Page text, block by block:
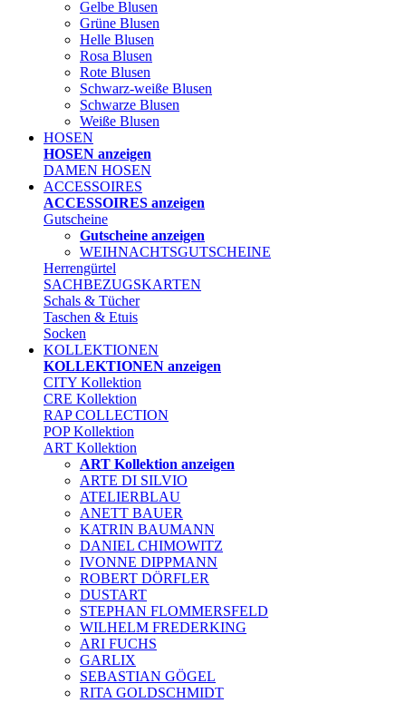
Gelbe Blusen
Grüne Blusen
Helle Blusen
Rosa Blusen
Rote Blusen
Schwarz-weiße Blusen
Schwarze Blusen
Weiße Blusen
HOSEN
HOSEN anzeigen
DAMEN HOSEN
ACCESSOIRES
ACCESSOIRES anzeigen
Gutscheine
Gutscheine anzeigen
WEIHNACHTSGUTSCHEINE
Herrengürtel
SACHBEZUGSKARTEN
Schals & Tücher
Taschen & Etuis
Socken
KOLLEKTIONEN
KOLLEKTIONEN anzeigen
CITY Kollektion
CRE Kollektion
RAP COLLECTION
POP Kollektion
ART Kollektion
ART Kollektion anzeigen
ARTE DI SILVIO
ATELIERBLAU
ANETT BAUER
KATRIN BAUMANN
DANIEL CHIMOWITZ
IVONNE DIPPMANN
ROBERT DÖRFLER
DUSTART
STEPHAN FLOMMERSFELD
WILHELM FREDERKING
ARI FUCHS
GARLIX
SEBASTIAN GÖGEL
RITA GOLDSCHMIDT